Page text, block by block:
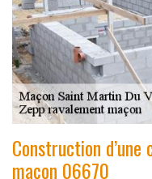
Construction d’une
maçon 06670